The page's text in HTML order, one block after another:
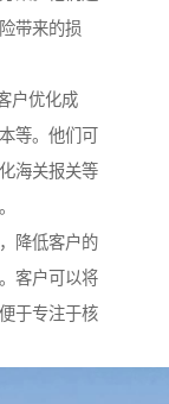
带来的损
户优化成
等。他们可
海关报关等
降低客户的
客户可以将
于专注于核